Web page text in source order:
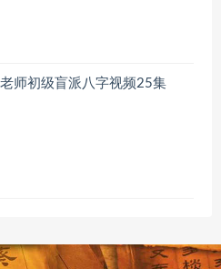
师初级盲派八字视频25集